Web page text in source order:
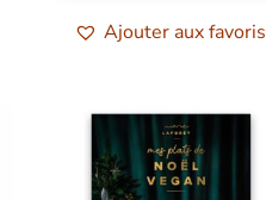
Ajouter aux favoris